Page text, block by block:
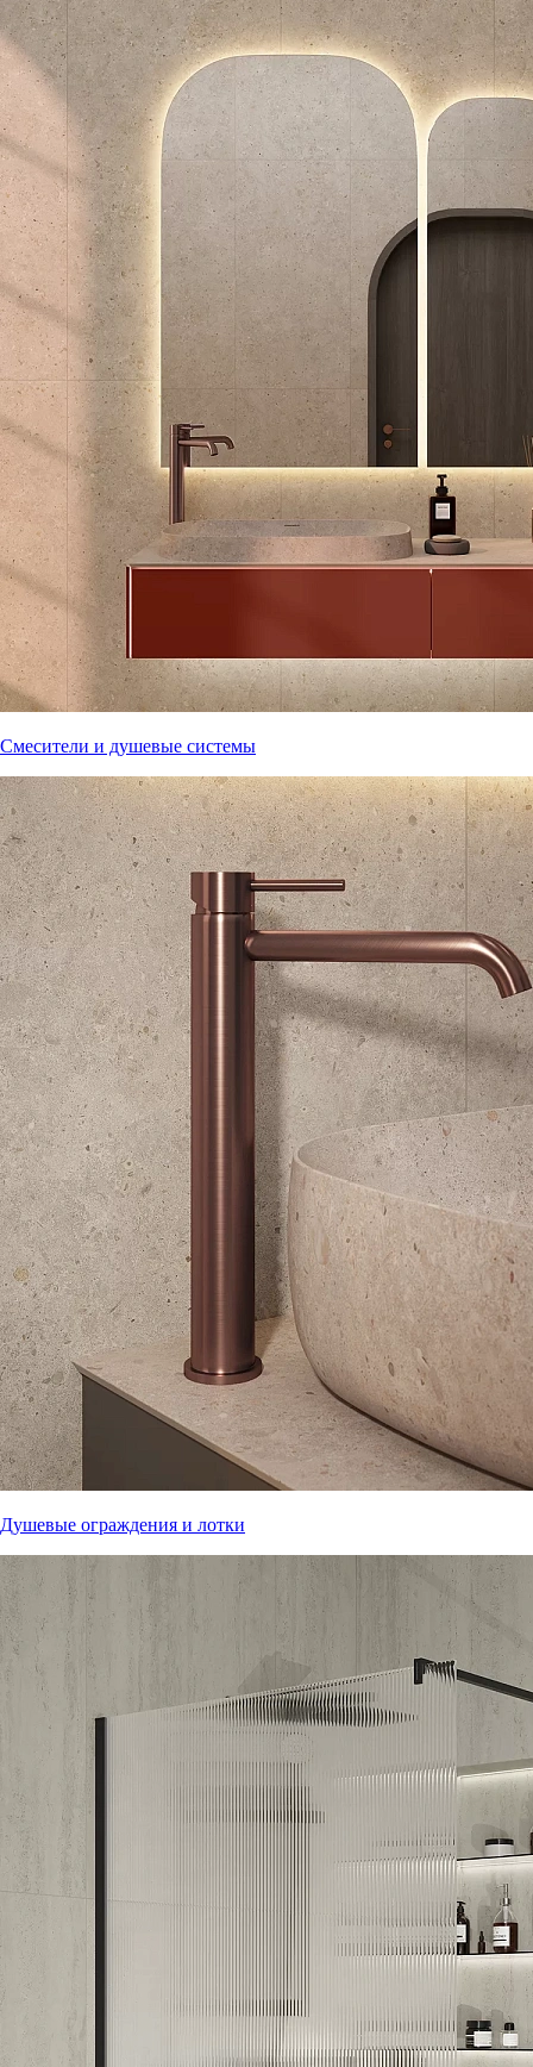
Смесители и душевые системы
Душевые ограждения и лотки